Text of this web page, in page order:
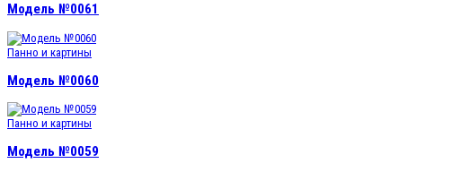
Модель №0061
Панно и картины
Модель №0060
Панно и картины
Модель №0059